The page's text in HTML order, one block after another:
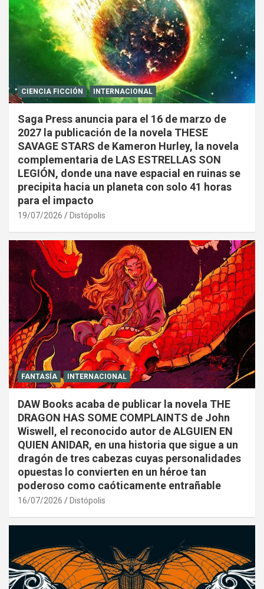
CIENCIA FICCIÓN INTERNACIONAL
Saga Press anuncia para el 16 de marzo de
2027 la publicación de la novela THESE
SAVAGE STARS de Kameron Hurley, la novela
complementaria de LAS ESTRELLAS SON
LEGIÓN, donde una nave espacial en ruinas se
precipita hacia un planeta con solo 41 horas
para el impacto
19/07/2026 Distópolis
FANTASÍA INTERNACIONAL
DAW Books acaba de publicar la novela THE
DRAGON HAS SOME COMPLAINTS de John
Wiswell, el reconocido autor de ALGUIEN EN
QUIEN ANIDAR, en una historia que sigue a un
dragón de tres cabezas cuyas personalidades
opuestas lo convierten en un héroe tan
poderoso como caóticamente entrañable
16/07/2026 Distópolis